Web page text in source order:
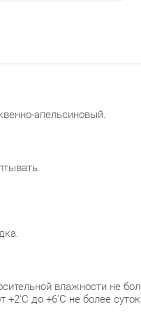
апельсиновый.
влажности не
+2'C до +6'C не более